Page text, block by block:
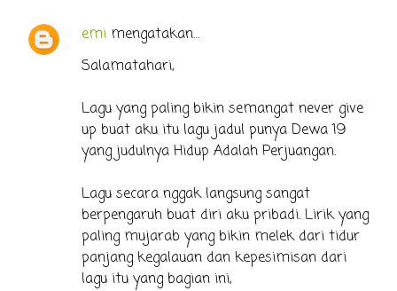
emi mengatakan…
Salamatahari,
Lagu yang paling bikin semangat never give
up buat aku itu lagu jadul punya Dewa 19
yang judulnya Hidup Adalah Perjuangan.
Lagu secara nggak langsung sangat
berpengaruh buat diri aku pribadi. Lirik yang
paling mujarab yang bikin melek dari tidur
panjang kegalauan dan kepesimisan dari
lagu itu yang bagian ini,